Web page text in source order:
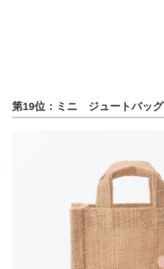
第19位：ミニ ジュートバッグ